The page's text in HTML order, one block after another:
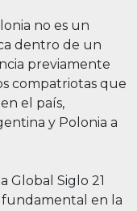
no es un
dentro de un
previamente
compatriotas que
el país,
y Polonia a
Global Siglo 21
en la